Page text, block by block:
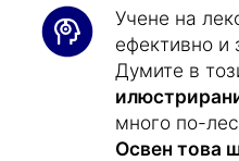
Учене на
ефективно и
Думите в
много по-
Освен това